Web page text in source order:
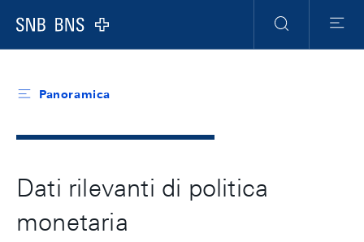
Logo
Navigation
Ricerca Menu
Panoramica
Dati rilevanti di politica
monetaria